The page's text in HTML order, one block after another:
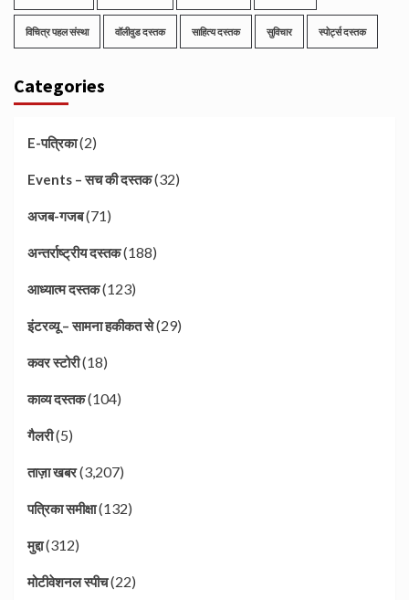
विचित्र पहल संस्था वॉलीवुड दस्तक साहित्य दस्तक सुविचार स्पोर्ट्स दस्तक
Categories
E-पत्रिका(2)
Events – सच की दस्तक(32)
अजब-गजब(71)
अन्तर्राष्ट्रीय दस्तक(188)
आध्यात्म दस्तक(123)
इंटरव्यू – सामना हकीकत से(29)
कवर स्टोरी(18)
काव्य दस्तक(104)
गैलरी(5)
ताज़ा खबर(3,207)
पत्रिका समीक्षा(132)
मुद्दा(312)
मोटीवेशनल स्पीच(22)